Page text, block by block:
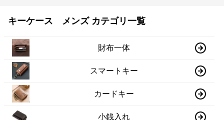
キーケース メンズ カテゴリ一覧
財布一体
スマートキー
カードキー
小銭入れ